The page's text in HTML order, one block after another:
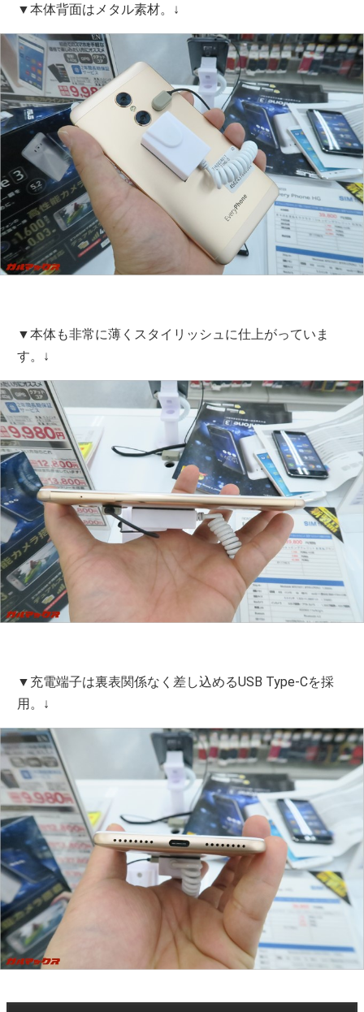
▼本体背面はメタル素材。↓
▼本体も非常に薄くスタイリッシュに仕上がっていま
す。↓
▼充電端子は裏表関係なく差し込めるUSB Type-Cを採
用。↓